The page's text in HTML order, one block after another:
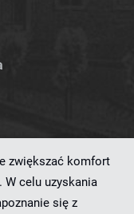
zwiększać komfort
W celu uzyskania
się z